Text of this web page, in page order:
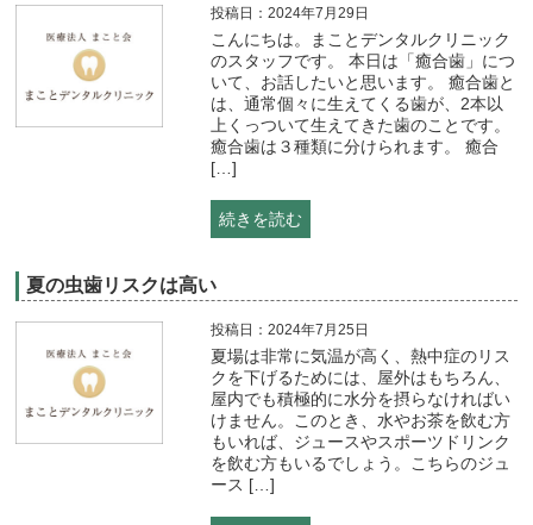
投稿日：2024年7月29日
こんにちは。まことデンタルクリニック
のスタッフです。 本日は「癒合歯」につ
いて、お話したいと思います。 癒合歯と
は、通常個々に生えてくる歯が、2本以
上くっついて生えてきた歯のことです。
癒合歯は３種類に分けられます。 癒合
[…]
続きを読む
夏の虫歯リスクは高い
投稿日：2024年7月25日
夏場は非常に気温が高く、熱中症のリス
クを下げるためには、屋外はもちろん、
屋内でも積極的に水分を摂らなければい
けません。このとき、水やお茶を飲む方
もいれば、ジュースやスポーツドリンク
を飲む方もいるでしょう。こちらのジュ
ース […]